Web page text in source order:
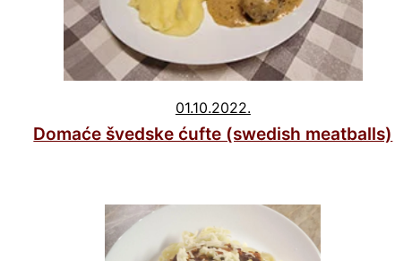
01.10.2022.
Domaće švedske ćufte (swedish meatballs)